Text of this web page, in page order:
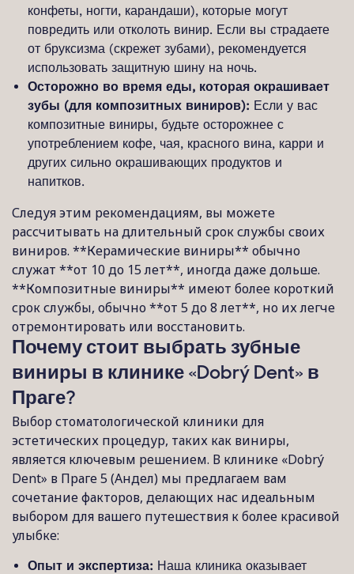
конфеты, ногти, карандаши), которые могут
повредить или отколоть винир. Если вы страдаете
от бруксизма (скрежет зубами), рекомендуется
использовать защитную шину на ночь.
Осторожно во время еды, которая окрашивает
зубы (для композитных виниров): Если у вас
композитные виниры, будьте осторожнее с
употреблением кофе, чая, красного вина, карри и
других сильно окрашивающих продуктов и
напитков.
Следуя этим рекомендациям, вы можете
рассчитывать на длительный срок службы своих
виниров. **Керамические виниры** обычно
служат **от 10 до 15 лет**, иногда даже дольше.
**Композитные виниры** имеют более короткий
срок службы, обычно **от 5 до 8 лет**, но их легче
отремонтировать или восстановить.
Почему стоит выбрать зубные
виниры в клинике «Dobrý Dent» в
Праге?
Выбор стоматологической клиники для
эстетических процедур, таких как виниры,
является ключевым решением. В клинике «Dobrý
Dent» в Праге 5 (Андел) мы предлагаем вам
сочетание факторов, делающих нас идеальным
выбором для вашего путешествия к более красивой
улыбке:
Опыт и экспертиза: Наша клиника оказывает